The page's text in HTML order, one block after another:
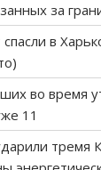
за
в
во время
11
тремя